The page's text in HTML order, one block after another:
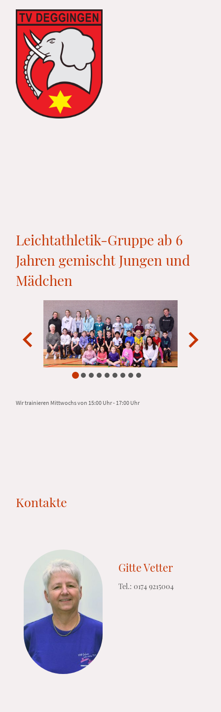
Leichtathletik-Gruppe ab 6
Jahren gemischt Jungen und
Mädchen
Wir trainieren Mittwochs von 15:00 Uhr - 17:00 Uhr
Kontakte
Gitte Vetter
Tel.: 0174 9215004